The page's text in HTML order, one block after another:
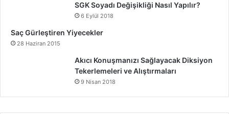
hazırlamayı amaçlar. Proje tabanlı öğrenme, tasarım odaklı
düşünme, sanat tabanlı eğitim ve teknolojinin
entegrasyonu gibi yaklaşımlar, öğrencilerin yaratıcı
düşünme becerilerini geliştirmelerine olanak tanır. Bu
modeller, sadece öğrencilerin akademik başarısını
artırmakla kalmaz, aynı zamanda problem çözme ve
yenilikçi düşünme becerilerini de geliştirir. Eğitim
sistemlerinin, yaratıcı bireyler yetiştirmek adına bu
SGK Soyadı Değişikliği Nasıl Yapılır?
6 Eylül 2018
Saç Gürleştiren Yiyecekler
28 Haziran 2015
Akıcı Konuşmanızı Sağlayacak Diksiyon
Tekerlemeleri ve Alıştırmaları
9 Nisan 2018